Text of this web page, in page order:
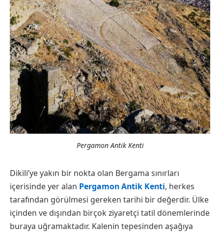
Pergamon Antik Kenti
Dikili’ye yakın bir nokta olan Bergama sınırları
içerisinde yer alan Pergamon Antik Kenti, herkes
tarafından görülmesi gereken tarihi bir değerdir. Ülke
içinden ve dışından birçok ziyaretçi tatil dönemlerinde
buraya uğramaktadır. Kalenin tepesinden aşağıya